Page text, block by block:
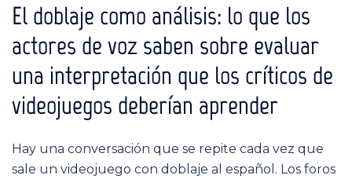
El doblaje como análisis: lo que los
actores de voz saben sobre evaluar
una interpretación que los críticos de
videojuegos deberían aprender
Hay una conversación que se repite cada vez que
sale un videojuego con doblaje al español. Los foros